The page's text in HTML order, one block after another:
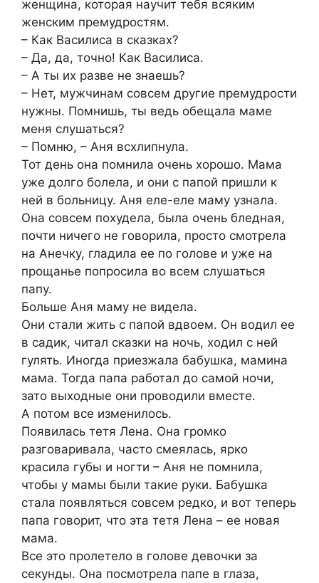
женщина, которая научит тебя всяким
женским премудростям.
– Как Василиса в сказках?
– Да, да, точно! Как Василиса.
– А ты их разве не знаешь?
– Нет, мужчинам совсем другие премудрости
нужны. Помнишь, ты ведь обещала маме
меня слушаться?
– Помню, – Аня всхлипнула.
Тот день она помнила очень хорошо. Мама
уже долго болела, и они с папой пришли к
ней в больницу. Аня еле-еле маму узнала.
Она совсем похудела, была очень бледная,
почти ничего не говорила, просто смотрела
на Анечку, гладила ее по голове и уже на
прощанье попросила во всем слушаться
папу.
Больше Аня маму не видела.
Они стали жить с папой вдвоем. Он водил ее
в садик, читал сказки на ночь, ходил с ней
гулять. Иногда приезжала бабушка, мамина
мама. Тогда папа работал до самой ночи,
зато выходные они проводили вместе.
А потом все изменилось.
Появилась тетя Лена. Она громко
разговаривала, часто смеялась, ярко
красила губы и ногти – Аня не помнила,
чтобы у мамы были такие руки. Бабушка
стала появляться совсем редко, и вот теперь
папа говорит, что эта тетя Лена – ее новая
мама.
Все это пролетело в голове девочки за
секунды. Она посмотрела папе в глаза,